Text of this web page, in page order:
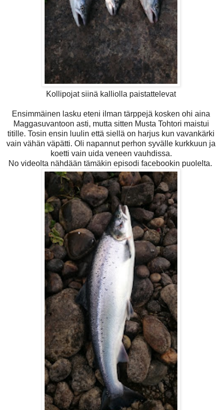
Kollipojat siinä kalliolla paistattelevat
Ensimmäinen lasku eteni ilman tärppejä kosken ohi aina
Maggasuvantoon asti, mutta sitten Musta Tohtori maistui
titille. Tosin ensin luulin että siellä on harjus kun vavankärki
vain vähän väpätti. Oli napannut perhon syvälle kurkkuun ja
koetti vain uida veneen vauhdissa.
No videolta nähdään tämäkin episodi facebookin puolelta.